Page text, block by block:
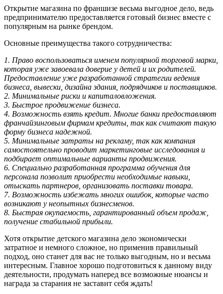
Открытие магазина по франшизе весьма выгодное дело, ведь
предпринимателю предоставляется готовый бизнес вместе с
популярным на рынке брендом.
Основные преимущества такого сотрудничества:
1. Право воспользоваться именем популярной торговой марки,
которая уже завоевала доверие у детей и их родителей.
Предоставление уже разработанной стратегии ведения
бизнеса, вывески, дизайна здания, подрядчиков и поставщиков.
2. Минимальные риски и капиталовложения.
3. Быстрое продвижение бизнеса.
4. Возможность взять кредит. Многие банки предоставляют
франчайзинговым фирмам кредиты, так как считают такую
форму бизнеса надежной.
5. Минимальные затраты на рекламу, так как компания
самостоятельно проводит маркетинговые исследования и
подбирает оптимальные варианты продвижения.
6. Специально разработанная программа обучения для
персонала позволит приобрести необходимые навыки,
отыскать партнеров, организовать поставки товара.
7. Возможность избежать многих ошибок, которые часто
возникают у неопытных бизнесменов.
8. Быстрая окупаемость, гарантированный объем продаж,
получение стабильной прибыли.
Хотя открытие детского магазина дело экономически
затратное и немного сложное, но применив правильный
подход, оно станет для вас не только выгодным, но и весьма
интересным. Главное хорошо подготовиться к данному виду
деятельности, продумать наперед все возможные нюансы и
награда за старания не заставит себя ждать!